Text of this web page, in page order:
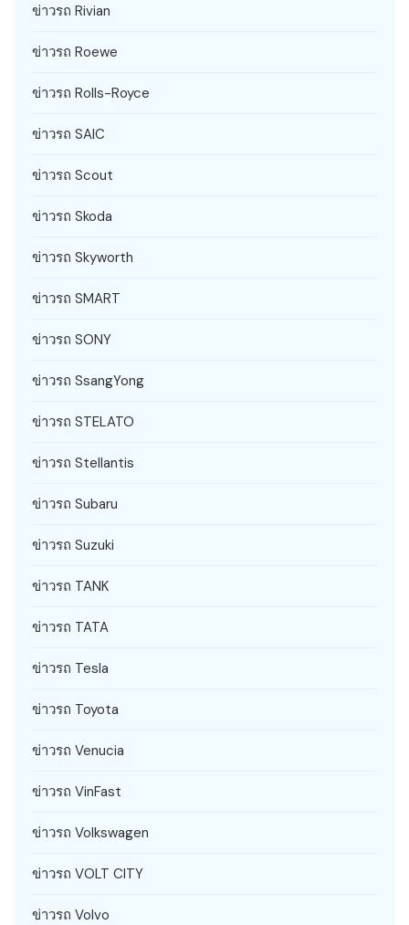
ข่าวรถ Rivian
ข่าวรถ Roewe
ข่าวรถ Rolls-Royce
ข่าวรถ SAIC
ข่าวรถ Scout
ข่าวรถ Skoda
ข่าวรถ Skyworth
ข่าวรถ SMART
ข่าวรถ SONY
ข่าวรถ SsangYong
ข่าวรถ STELATO
ข่าวรถ Stellantis
ข่าวรถ Subaru
ข่าวรถ Suzuki
ข่าวรถ TANK
ข่าวรถ TATA
ข่าวรถ Tesla
ข่าวรถ Toyota
ข่าวรถ Venucia
ข่าวรถ VinFast
ข่าวรถ Volkswagen
ข่าวรถ VOLT CITY
ข่าวรถ Volvo